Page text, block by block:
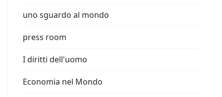
uno sguardo al mondo
press room
I diritti dell'uomo
Economia nel Mondo